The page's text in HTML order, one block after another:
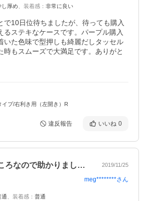
し厚め 装着感 ： 非常に良い
で10日位待ちましたが、待っても購入
るステキなケースです。パープル購入
いた色味で型押しも綺麗だしタッセル
時もスムーズで大満足です。ありがと
イプ/右利き用（左開き）R
違反報告 いいね 0
機種変更したところなので助かりました。… 2019/11/25
meg********さん
通 装着感 ： 普通